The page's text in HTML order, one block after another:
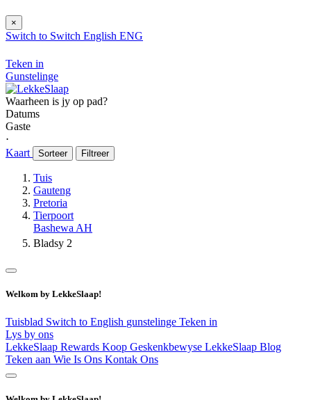
×
Switch to Switch English ENG
Teken in
Gunstelinge
Waarheen is jy op pad?
Datums
Gaste
⋅
Kaart
Sorteer Filtreer
Tuis
Gauteng
Pretoria
Tierpoort
Bashewa AH
Bladsy 2
Welkom by LekkeSlaap!
Tuisblad Switch to English gunstelinge Teken in
Lys by ons
LekkeSlaap Rewards Koop Geskenkbewyse LekkeSlaap Blog
Teken aan Wie Is Ons Kontak Ons